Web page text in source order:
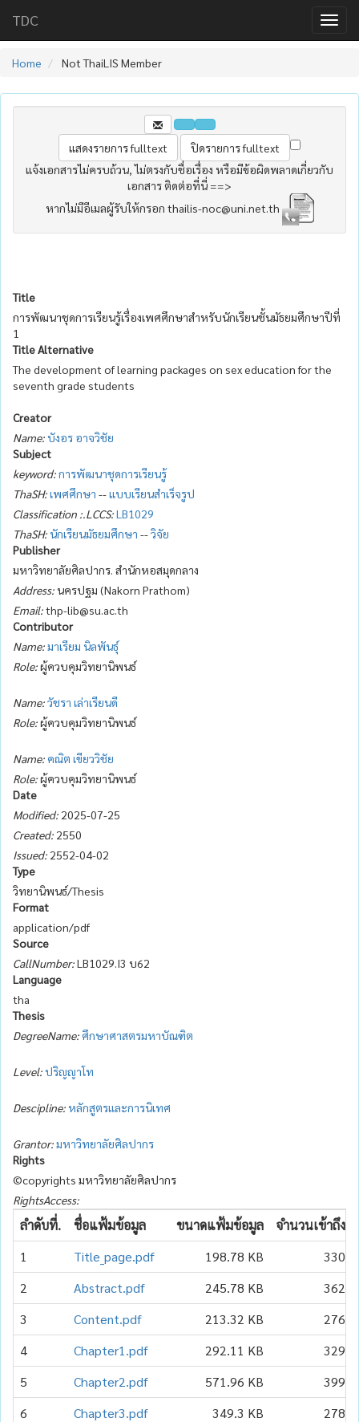
TDC
Home Not ThaiLIS Member
แจ้งเอกสารไม่ครบถ้วน, ไม่ตรงกับชื่อเรื่อง หรือมีข้อผิดพลาดเกี่ยวกับ
เอกสาร ติดต่อที่นี่ ==>
หากไม่มีอีเมลผู้รับให้กรอก thailis-noc@uni.net.th
Title
การพัฒนาชุดการเรียนรู้เรื่องเพศศึกษาสำหรับนักเรียนชั้นมัธยมศึกษาปีที่
1
Title Alternative
The development of learning packages on sex education for the
seventh grade students
Creator
Name:บังอร อาจวิชัย
Subject
keyword:การพัฒนาชุดการเรียนรู้
ThaSH:เพศศึกษา --แบบเรียนสำเร็จรูป
Classification :.LCCS:LB1029
ThaSH:นักเรียนมัธยมศึกษา --วิจัย
Publisher
มหาวิทยาลัยศิลปากร. สำนักหอสมุดกลาง
Address:นครปฐม (Nakorn Prathom)
Email:thp-lib@su.ac.th
Contributor
Name:มาเรียม นิลพันธุ์
Role:ผู้ควบคุมวิทยานิพนธ์
Name:วัชรา เล่าเรียนดี
Role:ผู้ควบคุมวิทยานิพนธ์
Name: คณิต เขียววิชัย
Role:ผู้ควบคุมวิทยานิพนธ์
Date
Modified: 2025-07-25
Created: 2550
Issued: 2552-04-02
Type
วิทยานิพนธ์/Thesis
Format
application/pdf
Source
CallNumber:LB1029.I3 บ62
Language
tha
Thesis
DegreeName: ศึกษาศาสตรมหาบัณฑิต
Level:ปริญญาโท
Descipline:หลักสูตรและการนิเทศ
Grantor:มหาวิทยาลัยศิลปากร
Rights
©copyrights มหาวิทยาลัยศิลปากร
RightsAccess:
ลำดับที่. ชื่อแฟ้มข้อมูล ขนาดแฟ้มข้อมูล จำนวนเข้าถึง
1
Title_page.pdf 198.78 KB 330
2
Abstract.pdf 245.78 KB 362
3
Content.pdf 213.32 KB 276
4
Chapter1.pdf 292.11 KB 329
5
Chapter2.pdf 571.96 KB 399
6
Chapter3.pdf 349.3 KB 278